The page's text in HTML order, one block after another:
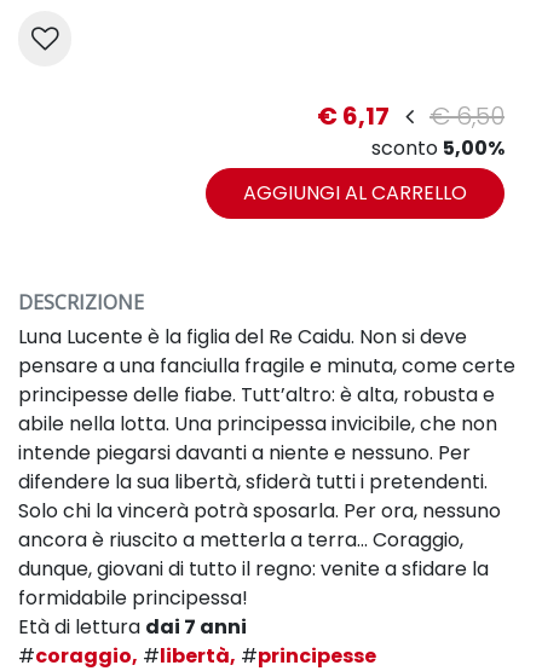
€ 6,17 € 6,50
sconto 5,00%
AGGIUNGI AL CARRELLO
DESCRIZIONE
Luna Lucente è la figlia del Re Caidu. Non si deve
pensare a una fanciulla fragile e minuta, come certe
principesse delle fiabe. Tutt’altro: è alta, robusta e
abile nella lotta. Una principessa invicibile, che non
intende piegarsi davanti a niente e nessuno. Per
difendere la sua libertà, sfiderà tutti i pretendenti.
Solo chi la vincerà potrà sposarla. Per ora, nessuno
ancora è riuscito a metterla a terra... Coraggio,
dunque, giovani di tutto il regno: venite a sfidare la
formidabile principessa!
Età di lettura dai 7 anni
#coraggio, #libertà, #principesse